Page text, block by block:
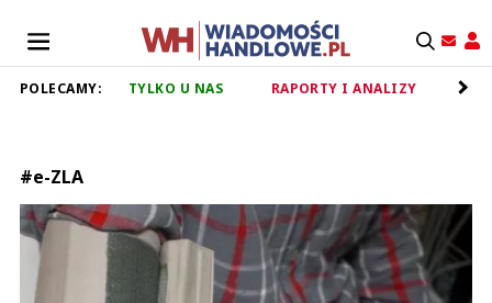
POLECAMY: TYLKO U NAS RAPORTY I ANALIZY
#e-ZLA